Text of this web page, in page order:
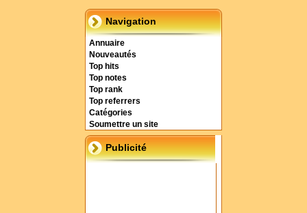
Navigation
Annuaire
Nouveautés
Top hits
Top notes
Top rank
Top referrers
Catégories
Soumettre un site
Publicité